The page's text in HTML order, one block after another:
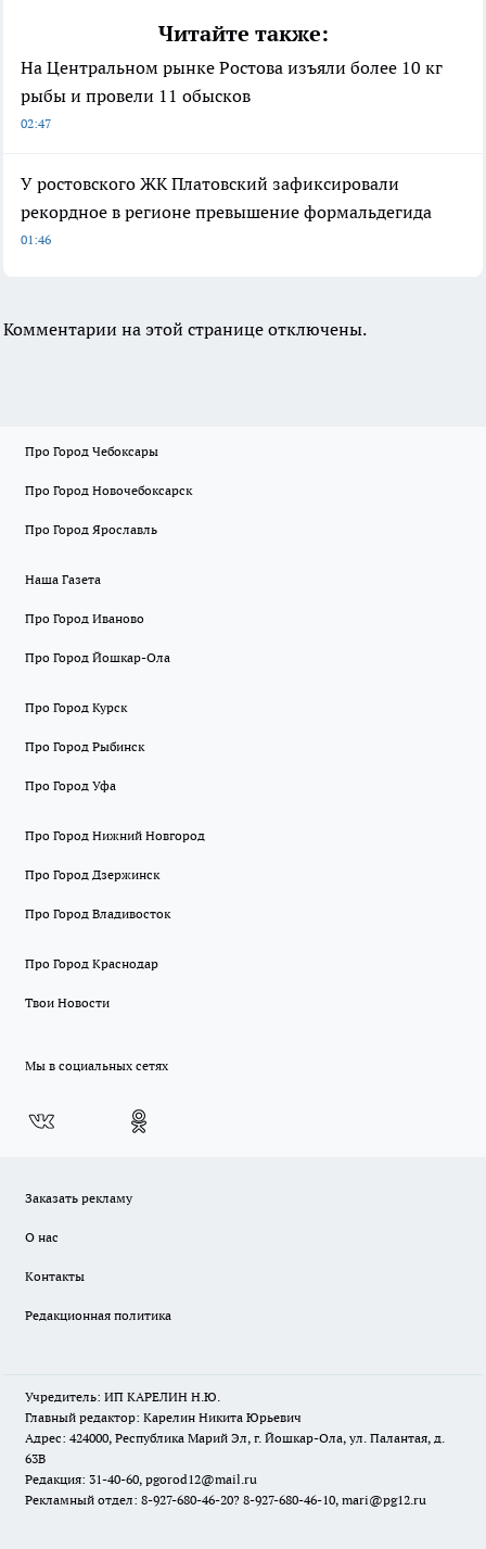
Читайте также:
На Центральном рынке Ростова изъяли более 10 кг
рыбы и провели 11 обысков
02:47
У ростовского ЖК Платовский зафиксировали
рекордное в регионе превышение формальдегида
01:46
Комментарии на этой странице отключены.
Про Город Чебоксары
Про Город Новочебоксарск
Про Город Ярославль
Наша Газета
Про Город Иваново
Про Город Йошкар-Ола
Про Город Курск
Про Город Рыбинск
Про Город Уфа
Про Город Нижний Новгород
Про Город Дзержинск
Про Город Владивосток
Про Город Краснодар
Твои Новости
Мы в социальных сетях
Заказать рекламу
О нас
Контакты
Редакционная политика
Учредитель: ИП КАРЕЛИН Н.Ю.
Главный редактор: Карелин Никита Юрьевич
Адрес: 424000, Республика Марий Эл, г. Йошкар-Ола, ул. Палантая, д.
63В
Редакция: 31-40-60, pgorod12@mail.ru
Рекламный отдел: 8-927-680-46-20? 8-927-680-46-10, mari@pg12.ru